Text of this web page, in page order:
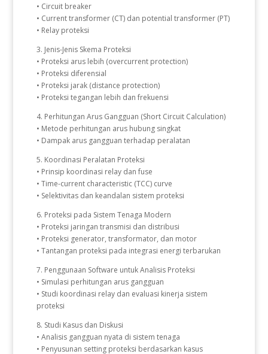
• Circuit breaker
• Current transformer (CT) dan potential transformer (PT)
• Relay proteksi
3. Jenis-Jenis Skema Proteksi
• Proteksi arus lebih (overcurrent protection)
• Proteksi diferensial
• Proteksi jarak (distance protection)
• Proteksi tegangan lebih dan frekuensi
4. Perhitungan Arus Gangguan (Short Circuit Calculation)
• Metode perhitungan arus hubung singkat
• Dampak arus gangguan terhadap peralatan
5. Koordinasi Peralatan Proteksi
• Prinsip koordinasi relay dan fuse
• Time-current characteristic (TCC) curve
• Selektivitas dan keandalan sistem proteksi
6. Proteksi pada Sistem Tenaga Modern
• Proteksi jaringan transmisi dan distribusi
• Proteksi generator, transformator, dan motor
• Tantangan proteksi pada integrasi energi terbarukan
7. Penggunaan Software untuk Analisis Proteksi
• Simulasi perhitungan arus gangguan
• Studi koordinasi relay dan evaluasi kinerja sistem
proteksi
8. Studi Kasus dan Diskusi
• Analisis gangguan nyata di sistem tenaga
• Penyusunan setting proteksi berdasarkan kasus